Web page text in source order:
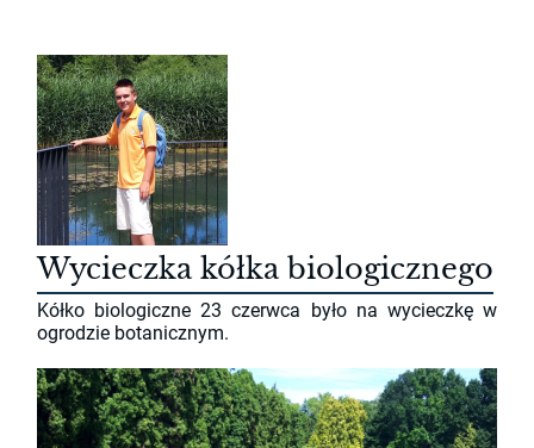
Wycieczka kółka biologicznego
Kółko biologiczne 23 czerwca było na wycieczkę w
ogrodzie botanicznym.